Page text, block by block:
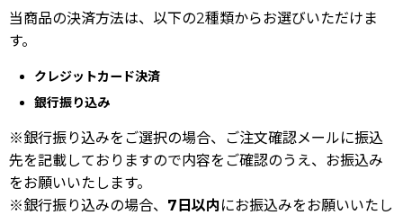
当商品の決済方法は、以下の2種類からお選びいただけま
す。
クレジットカード決済
銀行振り込み
※銀行振り込みをご選択の場合、ご注文確認メールに振込
先を記載しておりますので内容をご確認のうえ、お振込み
をお願いいたします。
※銀行振り込みの場合、 7日以内 にお振込みをお願いいたし